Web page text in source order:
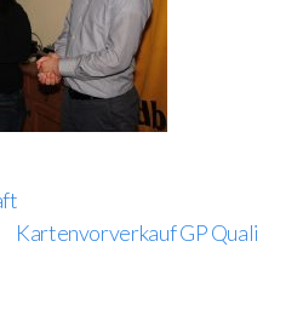
Kartenvorverkauf GP Quali